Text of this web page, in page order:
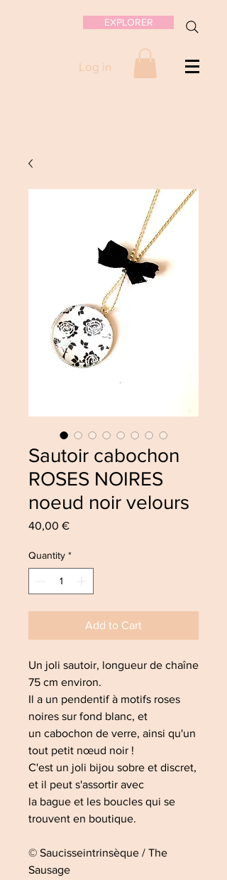
EXPLORER
Log in
Sautoir cabochon
ROSES NOIRES
noeud noir velours
40,00 €Price
Quantity *
Add to Cart
Un joli sautoir, longueur de chaîne
75 cm environ.
Il a un pendentif à motifs roses
noires sur fond blanc, et
un cabochon de verre, ainsi qu'un
tout petit nœud noir !
C'est un joli bijou sobre et discret,
et il peut s'assortir avec
la bague et les boucles qui se
trouvent en boutique.
© Saucisseintrinsèque / The
Sausage